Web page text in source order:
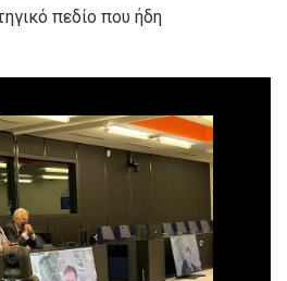
πεδίο που ήδη